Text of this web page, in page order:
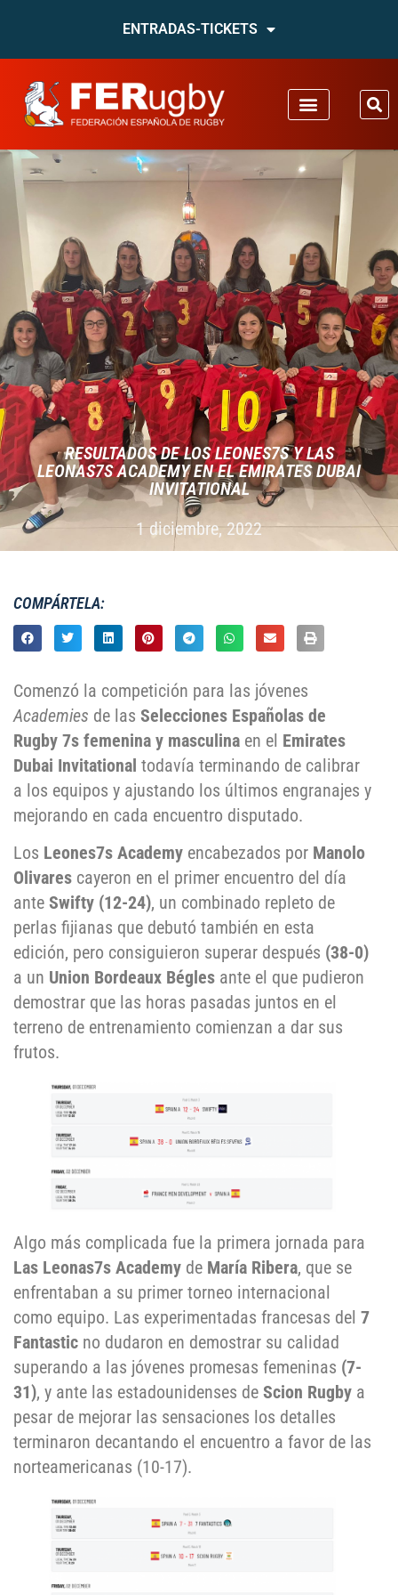
ENTRADAS-TICKETS
RESULTADOS DE LOS LEONES7S Y LAS
LEONAS7S ACADEMY EN EL EMIRATES DUBAI
INVITATIONAL
1 diciembre, 2022
COMPÁRTELA:
Comenzó la competición para las jóvenes
Academies de las Selecciones Españolas de
Rugby 7s femenina y masculina en el Emirates
Dubai Invitational todavía terminando de calibrar
a los equipos y ajustando los últimos engranajes y
mejorando en cada encuentro disputado.
Los Leones7s Academy encabezados por Manolo
Olivares cayeron en el primer encuentro del día
ante Swifty (12-24), un combinado repleto de
perlas fijianas que debutó también en esta
edición, pero consiguieron superar después (38-0)
a un Union Bordeaux Bégles ante el que pudieron
demostrar que las horas pasadas juntos en el
terreno de entrenamiento comienzan a dar sus
frutos.
Algo más complicada fue la primera jornada para
Las Leonas7s Academy de María Ribera, que se
enfrentaban a su primer torneo internacional
como equipo. Las experimentadas francesas del 7
Fantastic no dudaron en demostrar su calidad
superando a las jóvenes promesas femeninas (7-
31), y ante las estadounidenses de Scion Rugby a
pesar de mejorar las sensaciones los detalles
terminaron decantando el encuentro a favor de las
norteamericanas (10-17).